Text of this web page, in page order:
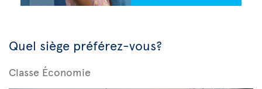
Quel siège préférez-vous?
Classe Économie